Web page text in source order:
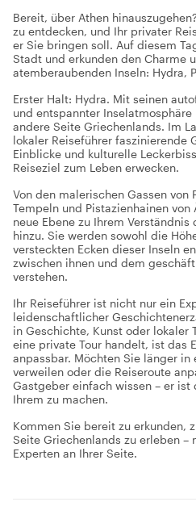
Bereit, über Athen
zu entdecken, und Ihr privater
er Sie bringen soll. Auf diesem
Stadt und erkunden den Charme
atemberaubenden Inseln: Hydra,
Erster Halt: Hydra. Mit seinen
und entspannter
andere Seite Griechenlands. Im
lokaler Reiseführer faszinierende
Einblicke und kulturelle
Reiseziel zum Leben erwecken.
Von den malerischen Gassen von
Tempeln und Pistazienhainen
neue Ebene zu Ihrem
hinzu. Sie werden sowohl die
versteckten Ecken dieser Inseln
zwischen ihnen und dem
verstehen.
Ihr Reiseführer ist nicht nur ein
leidenschaftlicher
in Geschichte, Kunst oder lokaler
eine private Tour handelt, ist das
anpassbar. Möchten Sie länger in
verweilen oder die Reiseroute
Gastgeber einfach wissen – er
Ihrem zu machen.
Kommen Sie bereit zu erkunden,
Seite Griechenlands zu erleben –
Experten an Ihrer Seite.